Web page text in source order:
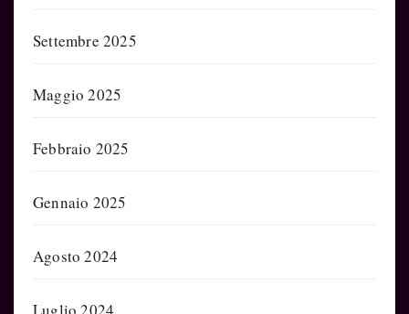
Settembre 2025
Maggio 2025
Febbraio 2025
Gennaio 2025
Agosto 2024
Luglio 2024